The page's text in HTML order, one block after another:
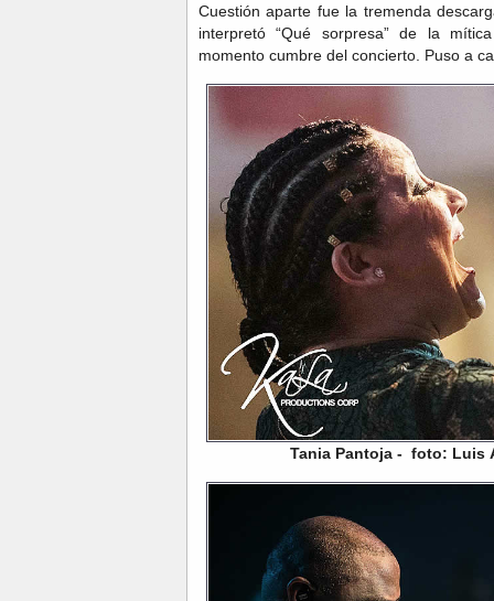
Cuestión aparte fue la tremenda
interpretó “Qué sorpresa” de la
momento cumbre del concierto. Puso a
Tania Pantoja - foto: Luis